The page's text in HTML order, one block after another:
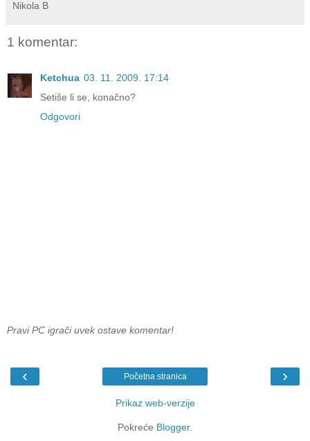
Nikola B
1 komentar:
Ketchua 03. 11. 2009. 17:14
Setiše li se, konačno?
Odgovori
Pravi PC igrači uvek ostave komentar!
‹ ›
Početna stranica
Prikaz web-verzije
Pokreće Blogger.